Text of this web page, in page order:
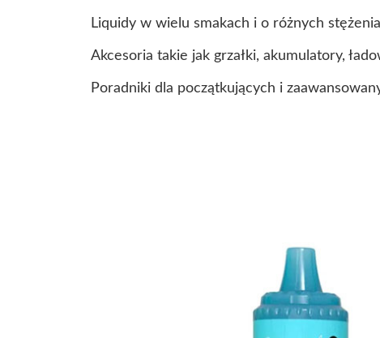
Liquidy w wielu smakach i o różnych
Akcesoria takie jak grzałki, akumulatory,
Poradniki dla początkujących i